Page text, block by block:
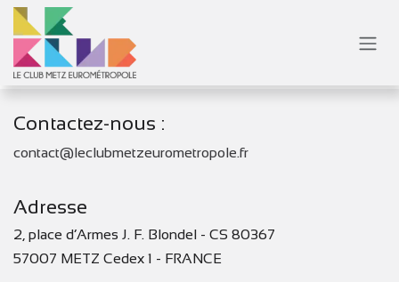
Se rendre au contenu
Contactez-nous :
contact@leclubmetzeurometropole.fr
Adresse
2, place d’Armes J. F. Blondel - CS 80367
57007 METZ Cedex 1 - FRANCE